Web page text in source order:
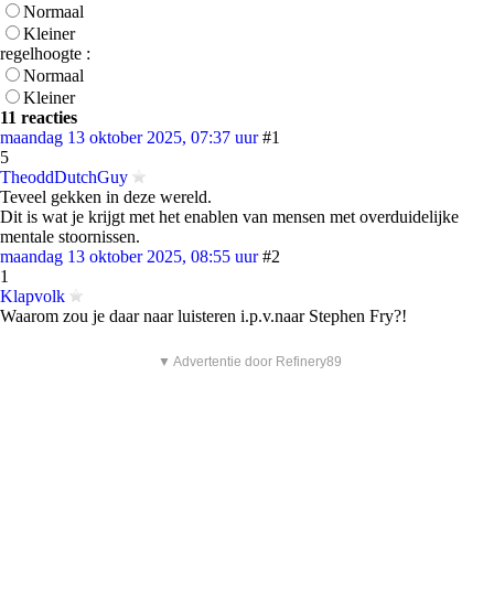
Normaal
Kleiner
regelhoogte :
Normaal
Kleiner
11 reacties
maandag 13 oktober 2025, 07:37 uur #1
5
TheoddDutchGuy
Teveel gekken in deze wereld.
Dit is wat je krijgt met het enablen van mensen met overduidelijke
mentale stoornissen.
maandag 13 oktober 2025, 08:55 uur #2
1
Klapvolk
Waarom zou je daar naar luisteren i.p.v.naar Stephen Fry?!
▼ Advertentie door Refinery89